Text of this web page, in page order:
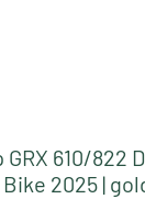
610/822
2025 |